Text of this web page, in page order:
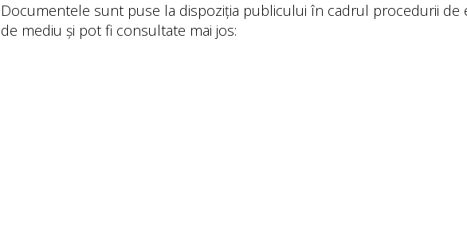
Documentele sunt puse la dispoziția publicului în cadrul procedurii de
de mediu și pot fi consultate mai jos: